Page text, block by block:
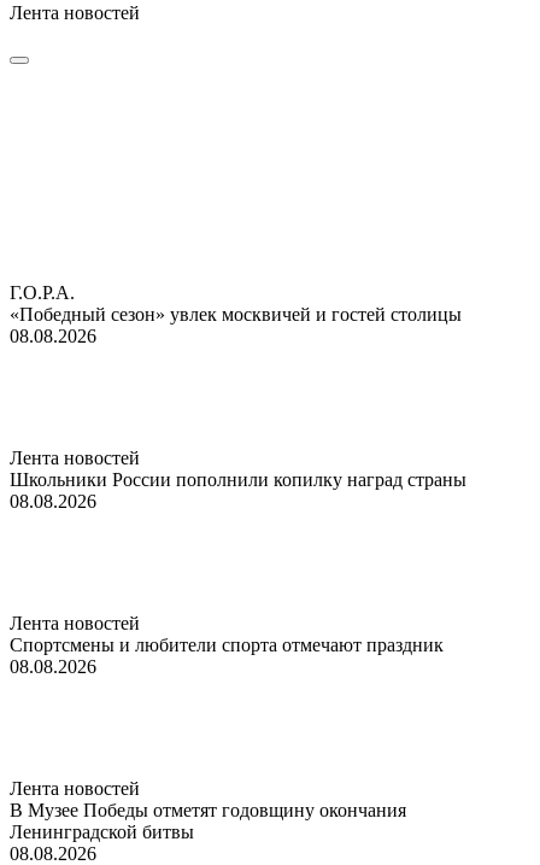
Лента новостей
Г.О.Р.А.
«Победный сезон» увлек москвичей и гостей столицы
08.08.2026
Лента новостей
Школьники России пополнили копилку наград страны
08.08.2026
Лента новостей
Спортсмены и любители спорта отмечают праздник
08.08.2026
Лента новостей
В Музее Победы отметят годовщину окончания
Ленинградской битвы
08.08.2026